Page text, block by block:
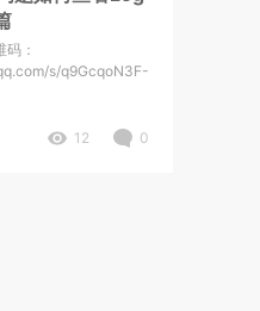
：
s/q9GcqoN3F-
12 0